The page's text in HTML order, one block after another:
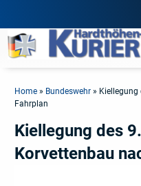
Home » Bundeswehr » Kiellegung
Fahrplan
Kiellegung des
Korvettenbau